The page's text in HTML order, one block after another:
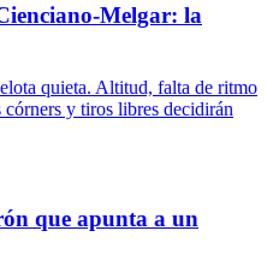
Melgar: la
quieta. Altitud, falta de ritmo
y tiros libres decidirán
que apunta a un